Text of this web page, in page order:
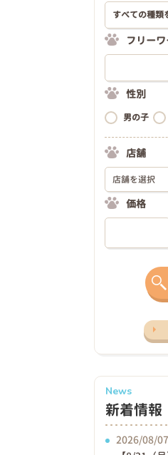
フリー
性別
男の子
店舗
店舗を選択
価格
News
新着情報
2026/08/